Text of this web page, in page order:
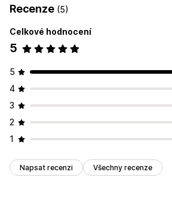
Recenze (5)
Celkové hodnocení
5
5
4
3
2
1
Napsat recenzi Všechny recenze